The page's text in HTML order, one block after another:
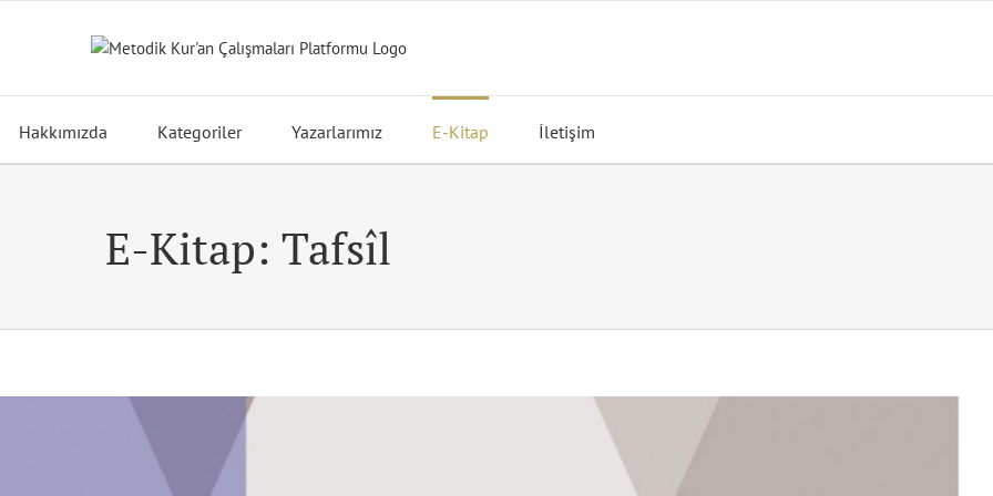
Hakkımızda Kategoriler Yazarlarımız E-Kitap İletişim
E-Kitap: Tafsîl